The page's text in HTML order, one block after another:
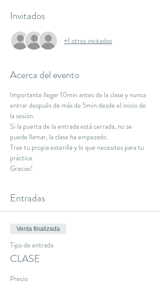
Invitados
+1 otros invitados
Acerca del evento
Importante llegar 10min antes de la clase y nunca
entrar después de más de 5min desde el inicio de
la sesión.
Si la puerta de la entrada está cerrada, no se
puede llamar, la clase ha empezado.
Trae tu propia esterilla y lo que necesites para tu
práctica.
Gracias!
Entradas
Venta finalizada
Tipo de entrada
CLASE
Precio